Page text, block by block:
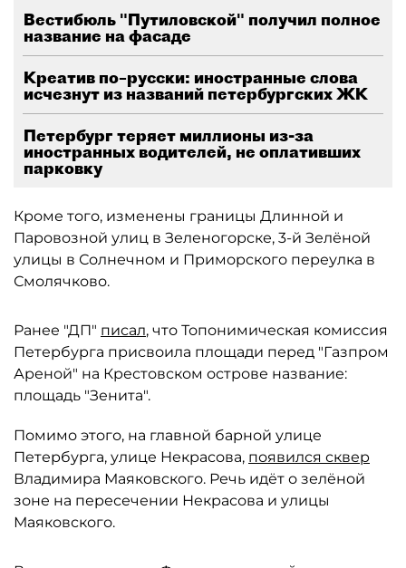
Вестибюль "Путиловской" получил полное
название на фасаде
Креатив по–русски: иностранные слова
исчезнут из названий петербургских ЖК
Петербург теряет миллионы из-за
иностранных водителей, не оплативших
парковку
Кроме того, изменены границы Длинной и
Паровозной улиц в Зеленогорске, 3-й Зелёной
улицы в Солнечном и Приморского переулка в
Смолячково.
Ранее "ДП" писал, что Топонимическая комиссия
Петербурга присвоила площади перед "Газпром
Ареной" на Крестовском острове название:
площадь "Зенита".
Помимо этого, на главной барной улице
Петербурга, улице Некрасова, появился сквер
Владимира Маяковского. Речь идёт о зелёной
зоне на пересечении Некрасова и улицы
Маяковского.